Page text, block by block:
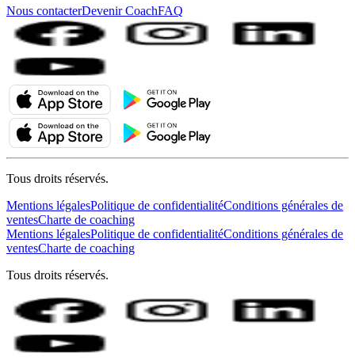
Nous contacterDevenir CoachFAQ
Tous droits réservés.
Mentions légalesPolitique de confidentialitéConditions générales de
ventesCharte de coaching
Mentions légalesPolitique de confidentialitéConditions générales de
ventesCharte de coaching
Tous droits réservés.